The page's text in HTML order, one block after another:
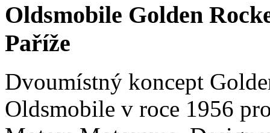
Oldsmobile Golden
Paříže
Dvoumístný koncept
Oldsmobile v roce 1956